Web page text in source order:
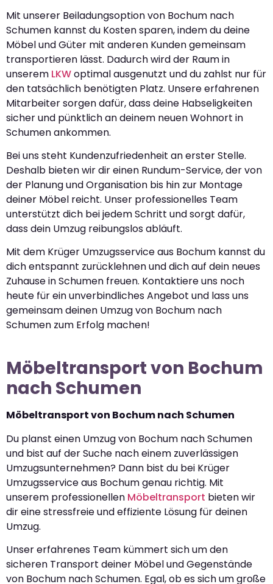
Mit unserer Beiladungsoption von Bochum nach
Schumen kannst du Kosten sparen, indem du deine
Möbel und Güter mit anderen Kunden gemeinsam
transportieren lässt. Dadurch wird der Raum in
unserem LKWoptimal ausgenutzt und du zahlst nur für
den tatsächlich benötigten Platz. Unsere erfahrenen
Mitarbeiter sorgen dafür, dass deine Habseligkeiten
sicher und pünktlich an deinem neuen Wohnort in
Schumen ankommen.
Bei uns steht Kundenzufriedenheit an erster Stelle.
Deshalb bieten wir dir einen Rundum-Service, der von
der Planung und Organisation bis hin zur Montage
deiner Möbel reicht. Unser professionelles Team
unterstützt dich bei jedem Schritt und sorgt dafür,
dass dein Umzug reibungslos abläuft.
Mit dem Krüger Umzugsservice aus Bochum kannst du
dich entspannt zurücklehnen und dich auf dein neues
Zuhause in Schumen freuen. Kontaktiere uns noch
heute für ein unverbindliches Angebot und lass uns
gemeinsam deinen Umzug von Bochum nach
Schumen zum Erfolg machen!
Möbeltransport von Bochum
nach Schumen
Möbeltransport von Bochum nach Schumen
Du planst einen Umzug von Bochum nach Schumen
und bist auf der Suche nach einem zuverlässigen
Umzugsunternehmen? Dann bist du bei Krüger
Umzugsservice aus Bochum genau richtig. Mit
unserem professionellen Möbeltransport bieten wir
dir eine stressfreie und effiziente Lösung für deinen
Umzug.
Unser erfahrenes Team kümmert sich um den
sicheren Transport deiner Möbel und Gegenstände
von Bochum nach Schumen. Egal, ob es sich um große